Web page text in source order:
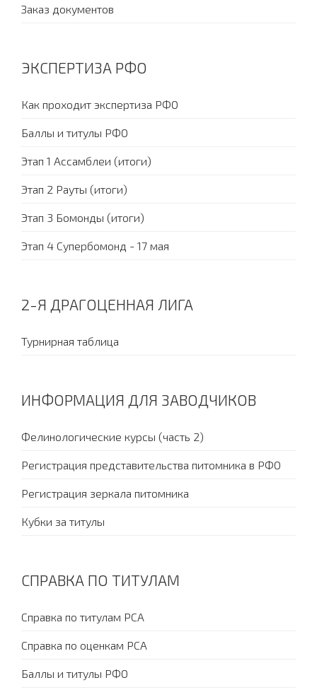
Заказ документов
ЭКСПЕРТИЗА РФО
Как проходит экспертиза РФО
Баллы и титулы РФО
Этап 1 Ассамблеи (итоги)
Этап 2 Рауты (итоги)
Этап 3 Бомонды (итоги)
Этап 4 Супербомонд - 17 мая
2-Я ДРАГОЦЕННАЯ ЛИГА
Турнирная таблица
ИНФОРМАЦИЯ ДЛЯ ЗАВОДЧИКОВ
Фелинологические курсы (часть 2)
Регистрация представительства питомника в РФО
Регистрация зеркала питомника
Кубки за титулы
СПРАВКА ПО ТИТУЛАМ
Справка по титулам PCA
Справка по оценкам PCA
Баллы и титулы РФО